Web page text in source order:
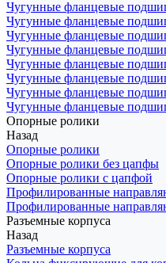
Чугунные фланцевые
Чугунные фланцевые
Чугунные фланцевые
Чугунные фланцевые
Чугунные фланцевые
Чугунные фланцевые
Чугунные фланцевые
Чугунные фланцевые
Опорные ролики
Назад
Опорные ролики
Опорные ролики без цапфы
Опорные ролики с цапфой
Профилированные
Профилированные
Разъемные корпуса
Назад
Разъемные корпуса